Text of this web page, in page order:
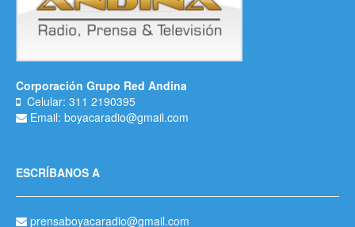
Corporación Grupo Red Andina
Celular: 311 2190395
Email: boyacaradio@gmail.com
ESCRÍBANOS A
prensaboyacaradio@gmail.com